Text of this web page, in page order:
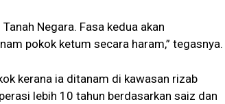
Negara. Fasa kedua akan
pokok ketum secara haram,” tegasnya.
kerana ia ditanam di kawasan rizab
lebih 10 tahun berdasarkan saiz dan